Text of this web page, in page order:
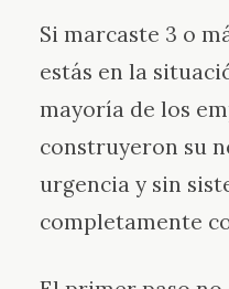
Si marcaste 3 o
estás en la
mayoría de los
construyeron su
urgencia y sin
completamente